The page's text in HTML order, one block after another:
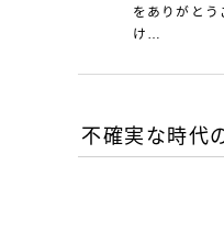
をありがとう
け…
不確実な時代